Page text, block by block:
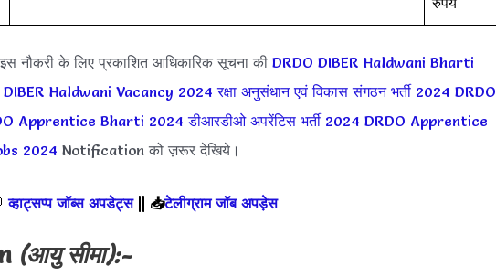
नौकरी के लिए प्रकाशित आधिकारिक सूचना की DRDO DIBER Haldwani Bharti
DIBER Haldwani Vacancy 2024रक्षा अनुसंधान एवं विकास संगठन भर्ती 2024 DRDO
Apprentice Bharti 2024 डीआरडीओ अपरेंटिस भर्ती 2024 DRDO Apprentice
2024 Notification को ज़रूर देखिये।
व्हाट्सप्प जॉब्स अपडेट्स|| 📥टेलीग्राम जॉब अपड़ेस
(आयु सीमा):-